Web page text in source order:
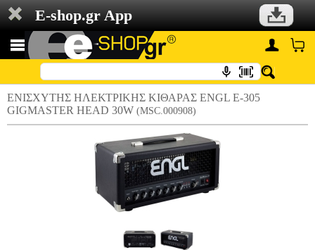
E-shop.gr App
ΕΝΙΣΧΥΤΗΣ ΗΛΕΚΤΡΙΚΗΣ ΚΙΘΑΡΑΣ ENGL E-305
GIGMASTER HEAD 30W (MSC.000908)